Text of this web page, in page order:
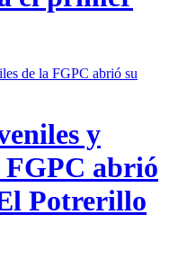
y
FGPC abrió
Potrerillo